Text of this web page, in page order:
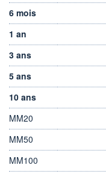
6 mois
1 an
3 ans
5 ans
10 ans
MM20
MM50
MM100